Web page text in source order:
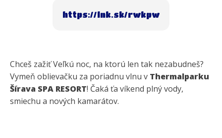
https://lnk.sk/rwkpw
Chceš zažiť Veľkú noc, na ktorú len tak nezabudneš?
Vymeň oblievačku za poriadnu vlnu v Thermalparku
Šírava SPA RESORT! Čaká ťa víkend plný vody,
smiechu a nových kamarátov.